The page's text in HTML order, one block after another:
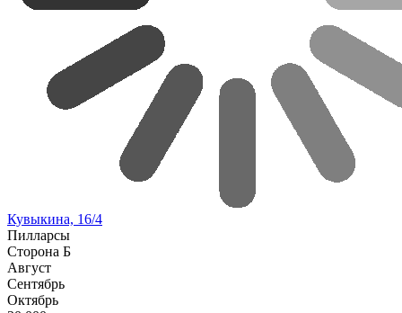
Кувыкина, 16/4
Пилларсы
Сторона Б
Август
Сентябрь
Октябрь